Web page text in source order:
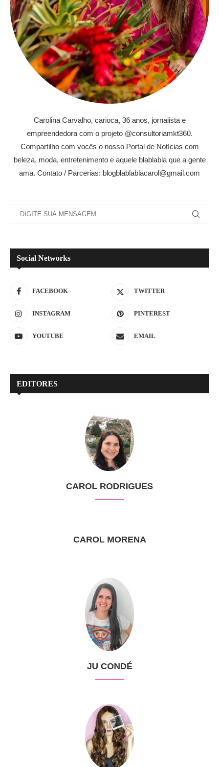
Carolina Carvalho, carioca, 36 anos, jornalista e
empreendedora com o projeto @consultoriamkt360.
Compartilho com vocês o nosso Portal de Notícias com
beleza, moda, entretenimento e aquele blablabla que a gente
ama. Contato / Parcerias: blogblablablacarol@gmail.com
Social Networks
FACEBOOK TWITTER
INSTAGRAM PINTEREST
YOUTUBE EMAIL
EDITORES
CAROL RODRIGUES
CAROL MORENA
JU CONDÉ